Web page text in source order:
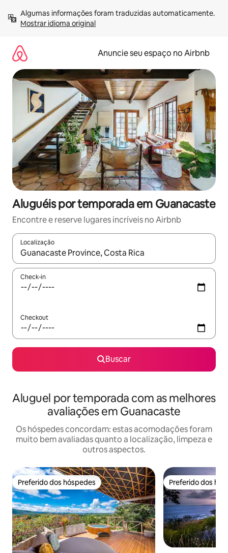
para
Mostrar idioma original
Anuncie seu espaço no Airbnb
Aluguéis por temporada em Guanacaste
Encontre e reserve lugares incríveis no Airbnb
Localização
Quando os resultados estiverem disponíveis, explore-os
Check-in
Checkout
Buscar
Aluguel por temporada com as melhores
avaliações em Guanacaste
Os hóspedes concordam: estas acomodações foram
muito bem avaliadas quanto a localização, limpeza e
outros aspectos.
Preferido dos hóspedes
Preferido dos hóspedes Preferido dos
Preferido dos